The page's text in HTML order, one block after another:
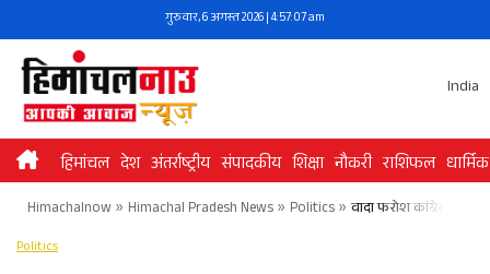
to
content
गुरुवार, 6 अगस्त 2026 | 4:57:07 am
India
हिमांचल देश अंतर्राष्ट्रीय संपादकीय शिक्षा नौकरी राशिफल धार्मिक
Himachalnow» Himachal Pradesh News» Politics» वादा फरोश कांग्रेस
Politics